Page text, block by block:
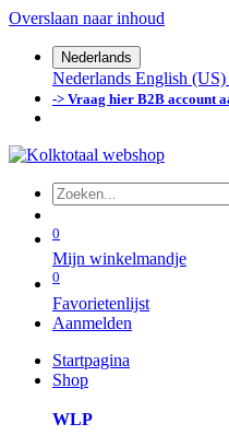
Overslaan naar inhoud
Nederlands
Nederlands English (US)
-> Vraag hier B2B account
0
Mijn winkelmandje
0
Favorietenlijst
Aanmelden
Startpagina
Shop
WLP